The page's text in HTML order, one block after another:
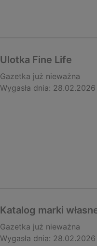
Ulotka Fine Life
Gazetka już nieważna
Wygasła dnia: 28.02.2026
Katalog marki
Gazetka już nieważna
Wygasła dnia: 28.02.2026